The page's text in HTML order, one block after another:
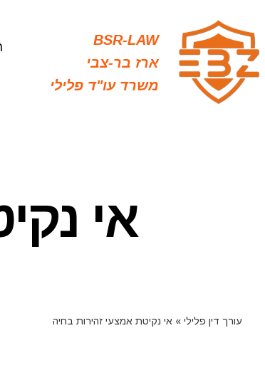
to
content
BSR-LAW
ארז בר-צבי
משרד עו"ד פלילי
אי
עורך דין פלילי» אי נקיטת אמצעי זהירות בחיה